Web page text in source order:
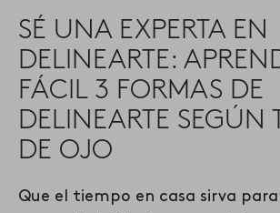
SÉ UNA EXPERTA EN
DELINEARTE:
FÁCIL 3 FORMAS DE
DELINEARTE SEGÚN
DE OJO
Que el tiempo en casa sirva